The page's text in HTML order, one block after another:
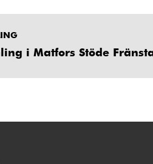
i Matfors Stöde